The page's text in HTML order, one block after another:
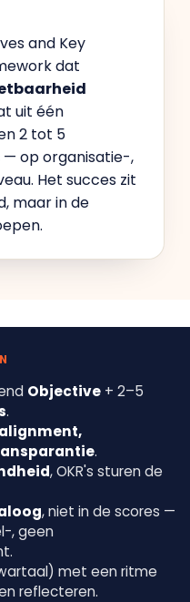
and Key
dat
uit één
2 tot 5
— op organisatie-,
Het succes zit
maar in de
Objective + 2–5
.
.
, OKR's sturen de
, niet in de scores —
, geen
met een ritme
reflecteren.